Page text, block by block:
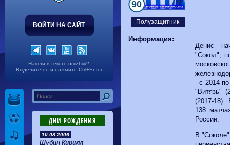
ВОЙТИ НА САЙТ
Нашли в тексте ошибку?
Выделите её и нажмите Ctrl+Enter
ДНИ РОЖДЕНИЯ
10.08.2006
Шубин Кирилл
Полузащитник
90
Информация:
Денис
"Сокол",
- с 2014
"Витязь"
(2017-18).
138
России.
В
Калуга
0-1 Сибирь